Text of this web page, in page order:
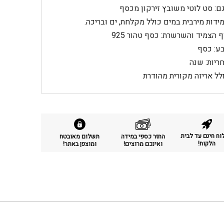
סט לוטי משובץ זירקון מכסף
מירבית במים כולל מקלחת, ים ובריכה.
הצמיד והשרשרת: כסף טהור 925
כסף
שנה
אריזה מקורית מהודרת
חינם עד לבית
הלקוח!
החזר כספי במידה
ואינכם מרוצים!
תשלום מאובטח
ומוצפן באתר!